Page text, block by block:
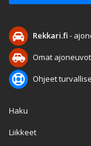
Rekkari.fi-
Omat ajoneuvot
Ohjeet
Haku
Liikkeet